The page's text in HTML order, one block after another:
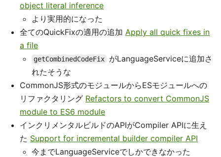
object literal inference
より実用的になった
全てのQuickFixの適用の追加 Apply all quick fixes in
a file
getCombinedCodeFix
がLanguageServiceに追加さ
れたそうな
CommonJS形式のモジュールからESモジュールへの
リファクタリング Refactors to convert CommonJS
module to ES6 module
インクリメンタルビルドのAPIがCompiler APIに生え
た Support for incremental builder compiler API
今までLanguageServiceでしかできなかった